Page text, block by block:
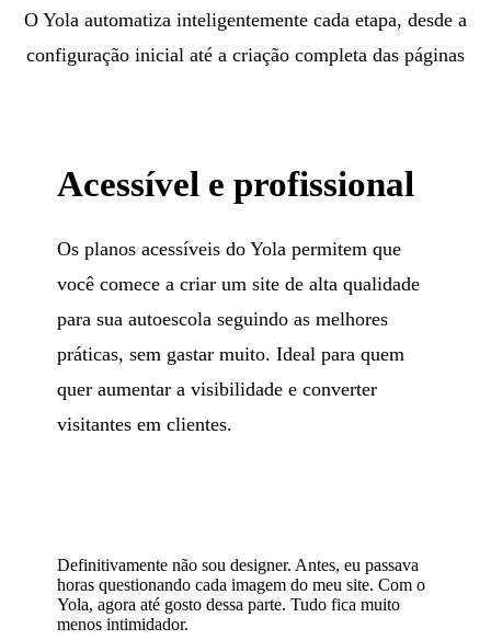
O Yola automatiza inteligentemente cada etapa, desde a
configuração inicial até a criação completa das páginas
Acessível e profissional
Os planos acessíveis do Yola permitem que
você comece a criar um site de alta qualidade
para sua autoescola seguindo as melhores
práticas, sem gastar muito. Ideal para quem
quer aumentar a visibilidade e converter
visitantes em clientes.
Definitivamente não sou designer. Antes, eu passava
horas questionando cada imagem do meu site. Com o
Yola, agora até gosto dessa parte. Tudo fica muito
menos intimidador.